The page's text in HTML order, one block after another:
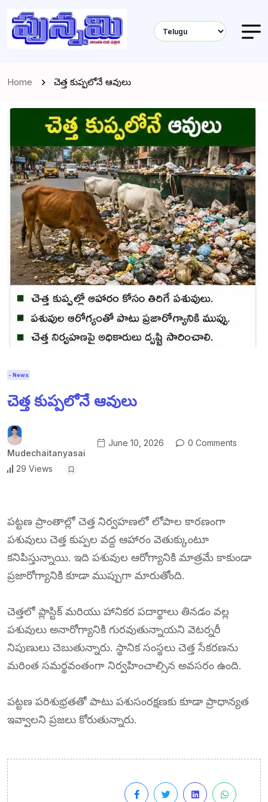
Home చెత్త కుప్పలోనే ఆవులు
- News
చెత్త కుప్పలోనే ఆవులు
Mudechaitanyasai
June 10, 2026 0 Comments
29 Views
పట్టణ ప్రాంతాల్లో చెత్త నిర్వహణలో లోపాల కారణంగా
పశువులు చెత్త కుప్పల వద్ద ఆహారం వెతుక్కుంటూ
కనిపిస్తున్నాయి. ఇది పశువుల ఆరోగ్యానికి మాత్రమే కాకుండా
ప్రజారోగ్యానికి కూడా ముప్పుగా మారుతోంది.
చెత్తలో ప్లాస్టిక్ మరియు హానికర పదార్థాలు తినడం వల్ల
పశువులు అనారోగ్యానికి గురవుతున్నాయని వెటర్నరీ
నిపుణులు చెబుతున్నారు. స్థానిక సంస్థలు చెత్త సేకరణను
మరింత సమర్థవంతంగా నిర్వహించాల్సిన అవసరం ఉంది.
పట్టణ పరిశుభ్రతతో పాటు పశుసంరక్షణకు కూడా ప్రాధాన్యత
ఇవ్వాలని ప్రజలు కోరుతున్నారు.